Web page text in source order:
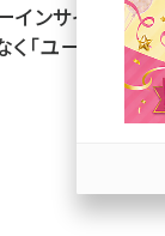
ンサイト」を
「ユーザー